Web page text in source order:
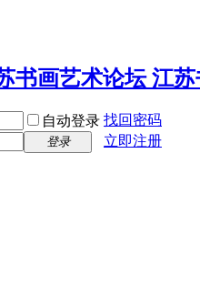
自动登录 找回密码
登录 立即注册